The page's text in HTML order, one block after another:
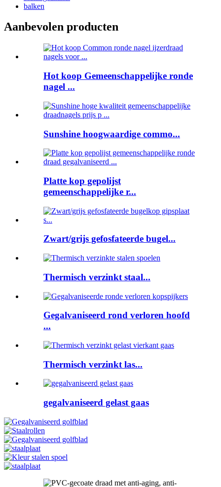
balken
Aanbevolen producten
Hot koop Gemeenschappelijke ronde
nagel ...
Sunshine hoogwaardige commo...
Platte kop gepolijst
gemeenschappelijke r...
Zwart/grijs gefosfateerde bugel...
Thermisch verzinkt staal...
Gegalvaniseerd rond verloren hoofd
...
Thermisch verzinkt las...
gegalvaniseerd gelast gaas